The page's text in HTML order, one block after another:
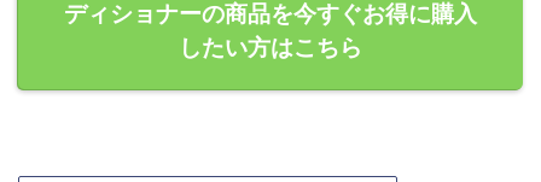
ディショナーの商品を今すぐお得に購入
したい方はこちら